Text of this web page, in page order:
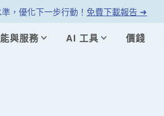
，優化下一步行動！ 免費下載報告 ➜
與服務 AI 工具 價錢